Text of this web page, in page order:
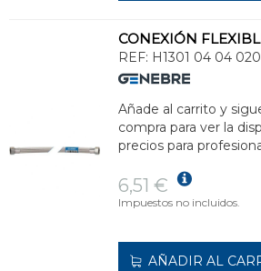
REF: H1301 04 04 020
Añade al carrito y
compra para ver la
precios para
6,51 €
Impuestos no incluidos.
AÑADIR AL